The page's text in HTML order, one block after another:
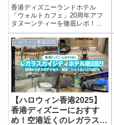
周年の贅沢アフタヌーンテ
ィー！メニュー・予約方
法・店内レポも詳しく紹
介！
香港ディズニーランドホテル
「ウォルトカフェ」20周年アフ
タヌーンティーを徹底レポ！予
約方法、料金、割引、訪問時間
の混雑状況、スイーツ＆セイボ
リーの内容を写真付きでご紹
介。
ハロウィン香港2025
【ハロウィン香港2025】
香港ディズニーにおすす
め！空港近くのレガラスカ